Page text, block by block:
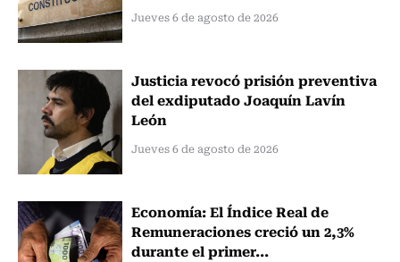
Jueves 6 de agosto de 2026
Justicia revocó prisión preventiva
del exdiputado Joaquín Lavín
León
Jueves 6 de agosto de 2026
Economía: El Índice Real de
Remuneraciones creció un 2,3%
durante el primer...